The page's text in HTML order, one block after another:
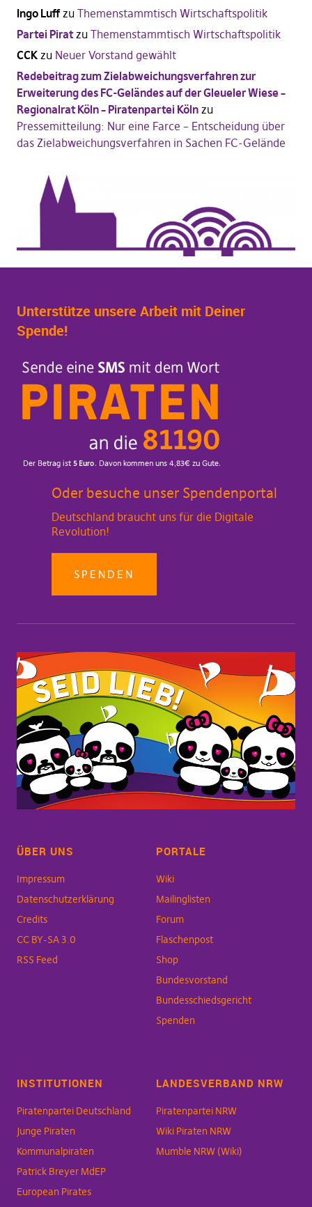
Ingo Luffzu Themenstammtisch Wirtschaftspolitik
Partei Piratzu Themenstammtisch Wirtschaftspolitik
CCKzu Neuer Vorstand gewählt
Redebeitrag zum Zielabweichungsverfahren zur
Erweiterung des FC-Geländes auf der Gleueler Wiese –
Regionalrat Köln – Piratenpartei Kölnzu
Pressemitteilung: Nur eine Farce – Entscheidung über
das Zielabweichungsverfahren in Sachen FC-Gelände
Unterstütze unsere Arbeit mit Deiner
Spende!
Oder besuche unser Spendenportal
Deutschland braucht uns für die Digitale
Revolution!
SPENDEN
ÜBER UNS
Impressum
Datenschutzerklärung
Credits
CC BY-SA 3.0
RSS Feed
PORTALE
Wiki
Mailinglisten
Forum
Flaschenpost
Shop
Bundesvorstand
Bundesschiedsgericht
Spenden
INSTITUTIONEN
Piratenpartei Deutschland
Junge Piraten
Kommunalpiraten
Patrick Breyer MdEP
European Pirates
LANDESVERBAND NRW
Piratenpartei NRW
Wiki Piraten NRW
Mumble NRW (Wiki)